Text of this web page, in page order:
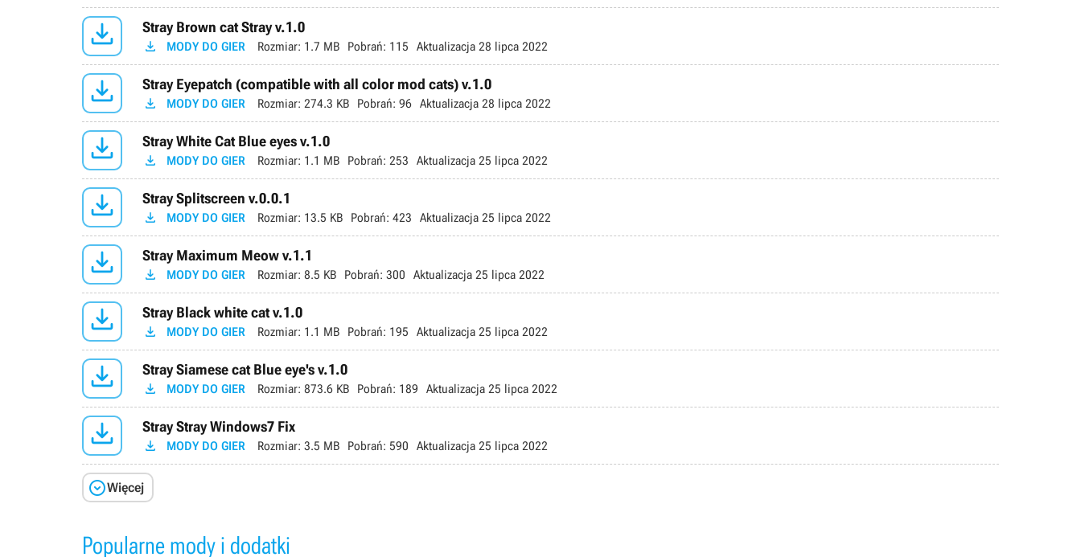
 Stray Brown cat Stray v.1.0
 MODY DO GIER Rozmiar: 1.7 MB Pobrań: 115 Aktualizacja 28 lipca 2022
 Stray Eyepatch (compatible with all color mod cats) v.1.0
 MODY DO GIER Rozmiar: 274.3 KB Pobrań: 96 Aktualizacja 28 lipca 2022
 Stray White Cat Blue eyes v.1.0
 MODY DO GIER Rozmiar: 1.1 MB Pobrań: 253 Aktualizacja 25 lipca 2022
 Stray Splitscreen v.0.0.1
 MODY DO GIER Rozmiar: 13.5 KB Pobrań: 423 Aktualizacja 25 lipca 2022
 Stray Maximum Meow v.1.1
 MODY DO GIER Rozmiar: 8.5 KB Pobrań: 300 Aktualizacja 25 lipca 2022
 Stray Black white cat v.1.0
 MODY DO GIER Rozmiar: 1.1 MB Pobrań: 195 Aktualizacja 25 lipca 2022
 Stray Siamese cat Blue eye's v.1.0
 MODY DO GIER Rozmiar: 873.6 KB Pobrań: 189 Aktualizacja 25 lipca 2022
 Stray Stray Windows7 Fix
 MODY DO GIER Rozmiar: 3.5 MB Pobrań: 590 Aktualizacja 25 lipca 2022
Więcej
Popularne mody i dodatki